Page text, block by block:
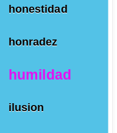
honestidad
honradez
humildad
ilusion